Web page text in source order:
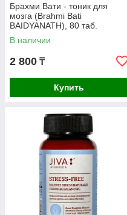
Брахми Вати - тоник для
мозга (Brahmi Bati
BAIDYANATH), 80 таб.
В наличии
2 800 ₸
Купить